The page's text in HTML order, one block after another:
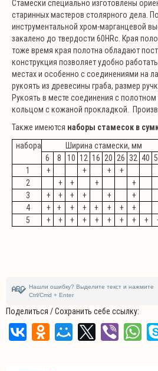
Стамески специально изготовлены
старинных мастеров столярного дела.
инструментальной хром-марганцевой
закалено до твердости 60HRc. Края
тоже время края полотна обладают
конструкция позволяет удобно
местах и особенно с соединениями на
рукоять из древесины граба, размер
Рукоять в месте соединения с
кольцом с кожаной прокладкой.
Также имеются наборы стамесок в
набора
Ширина стамески, мм
6
8 10 12 16 20 26 32 40
1
+ + +
+
2
+ + +
+
3
+ + + + +
+
4
+ + + + + + +
+
5
+ + + + + + + + +
Нашли ошибку? Выделите текст и нажмите
Ctrl/Cmd + Enter
Поделиться / Сохранить себе ссылку: